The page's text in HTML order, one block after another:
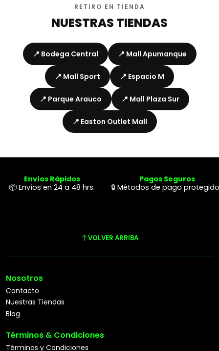
RETIRO EN TIENDA
NUESTRAS TIENDAS
📍 Bodega Central 📍 Mall Apumanque
📍 Mall Sport 📍 Espacio M
📍 Parque Arauco 📍 Mall Plaza Sur
📍 Easton Outlet Mall
Envíos Rápidos
📦 Envíos en 24 a 48 hrs.
Pagos Seguros
🔒 Métodos de pago
VOLVER ARRIBA
Nosotros
Contacto
Nuestras Tiendas
Blog
Términos & Condiciones
Términos y Condiciones